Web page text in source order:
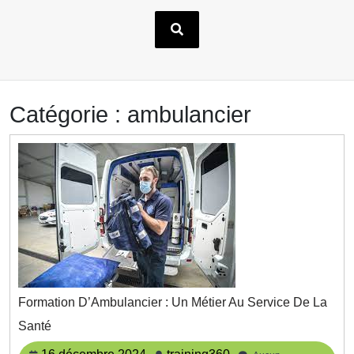
Catégorie : ambulancier
Formation D’Ambulancier : Un Métier Au Service De La
Santé
: